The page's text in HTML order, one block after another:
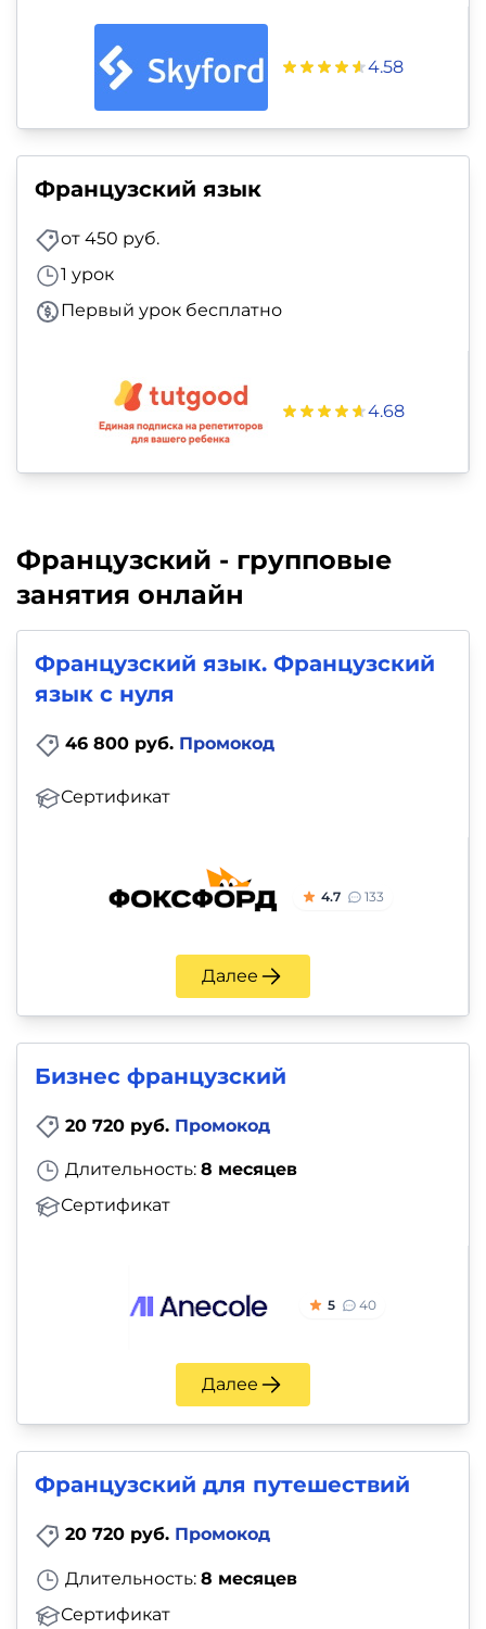
4.58
Французский язык
от 450 руб.
1 урок
Первый урок бесплатно
4.68
Французский - групповые
занятия онлайн
Французский язык. Французский
язык с нуля
46 800 руб. Промокод
Сертификат
4.7 133
Далее
Бизнес французский
20 720 руб. Промокод
Длительность: 8 месяцев
Сертификат
5 40
Далее
Французский для путешествий
20 720 руб. Промокод
Длительность: 8 месяцев
Сертификат